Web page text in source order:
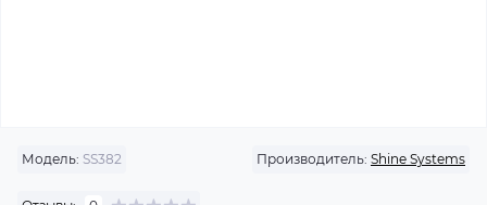
Модель: SS382 Производитель: Shine Systems